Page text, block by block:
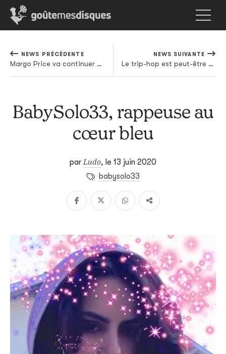
NEWS PRÉCÉDENTE
Margo Price va continuer de dérider la country sur son nouvel album
NEWS SUIVANTE
Le trip-hop est peut-être mort, mais Tricky continue de souffler sur les braises
BabySolo33, rappeuse au
cœur bleu
parLudo, le 13 juin 2020
babysolo33